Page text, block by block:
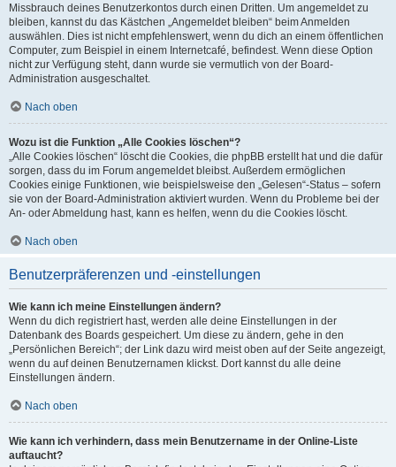
Missbrauch deines Benutzerkontos durch einen Dritten. Um angemeldet zu
bleiben, kannst du das Kästchen „Angemeldet bleiben“ beim Anmelden
auswählen. Dies ist nicht empfehlenswert, wenn du dich an einem öffentlichen
Computer, zum Beispiel in einem Internetcafé, befindest. Wenn diese Option
nicht zur Verfügung steht, dann wurde sie vermutlich von der Board-
Administration ausgeschaltet.
Nach oben
Wozu ist die Funktion „Alle Cookies löschen“?
„Alle Cookies löschen“ löscht die Cookies, die phpBB erstellt hat und die dafür
sorgen, dass du im Forum angemeldet bleibst. Außerdem ermöglichen
Cookies einige Funktionen, wie beispielsweise den „Gelesen“-Status – sofern
sie von der Board-Administration aktiviert wurden. Wenn du Probleme bei der
An- oder Abmeldung hast, kann es helfen, wenn du die Cookies löscht.
Nach oben
Benutzerpräferenzen und -einstellungen
Wie kann ich meine Einstellungen ändern?
Wenn du dich registriert hast, werden alle deine Einstellungen in der
Datenbank des Boards gespeichert. Um diese zu ändern, gehe in den
„Persönlichen Bereich“; der Link dazu wird meist oben auf der Seite angezeigt,
wenn du auf deinen Benutzernamen klickst. Dort kannst du alle deine
Einstellungen ändern.
Nach oben
Wie kann ich verhindern, dass mein Benutzername in der Online-Liste
auftaucht?